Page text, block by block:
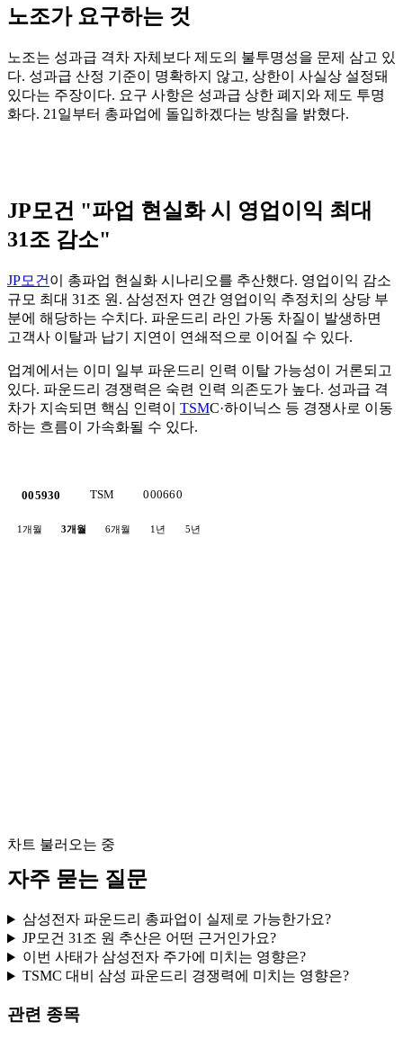
노조가 요구하는 것
노조는 성과급 격차 자체보다 제도의 불투명성을 문제 삼고 있
다. 성과급 산정 기준이 명확하지 않고, 상한이 사실상 설정돼
있다는 주장이다. 요구 사항은 성과급 상한 폐지와 제도 투명
화다. 21일부터 총파업에 돌입하겠다는 방침을 밝혔다.
JP모건 "파업 현실화 시 영업이익 최대
31조 감소"
JP모건 이 총파업 현실화 시나리오를 추산했다. 영업이익 감소
규모 최대 31조 원. 삼성전자 연간 영업이익 추정치의 상당 부
분에 해당하는 수치다. 파운드리 라인 가동 차질이 발생하면
고객사 이탈과 납기 지연이 연쇄적으로 이어질 수 있다.
업계에서는 이미 일부 파운드리 인력 이탈 가능성이 거론되고
있다. 파운드리 경쟁력은 숙련 인력 의존도가 높다. 성과급 격
차가 지속되면 핵심 인력이 TSMC·하이닉스 등 경쟁사로 이동
하는 흐름이 가속화될 수 있다.
005930 TSM 000660
1개월 3개월 6개월 1년 5년
차트 불러오는 중
자주 묻는 질문
삼성전자 파운드리 총파업이 실제로 가능한가요?
JP모건 31조 원 추산은 어떤 근거인가요?
이번 사태가 삼성전자 주가에 미치는 영향은?
TSMC 대비 삼성 파운드리 경쟁력에 미치는 영향은?
관련 종목